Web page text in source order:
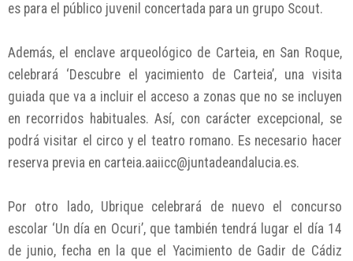
es para el público juvenil concertada para un grupo Scout.
Además, el enclave arqueológico de Carteia, en San Roque,
celebrará ‘Descubre el yacimiento de Carteia’, una visita
guiada que va a incluir el acceso a zonas que no se incluyen
en recorridos habituales. Así, con carácter excepcional, se
podrá visitar el circo y el teatro romano. Es necesario hacer
reserva previa en carteia.aaiicc@juntadeandalucia.es.
Por otro lado, Ubrique celebrará de nuevo el concurso
escolar ‘Un día en Ocuri’, que también tendrá lugar el día 14
de junio, fecha en la que el Yacimiento de Gadir de Cádiz